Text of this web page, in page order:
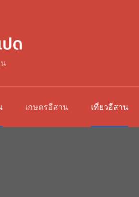
เกษตรอีสาน เที่ยวอีสาน